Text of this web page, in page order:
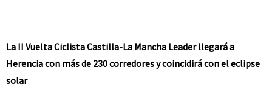
La II Vuelta Ciclista Castilla-La Mancha Leader llegará a
Herencia con más de 230 corredores y coincidirá con el eclipse
solar